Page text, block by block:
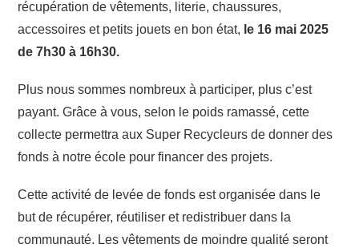
récupération de vêtements, literie, chaussures,
accessoires et petits jouets en bon état, le 16 mai 2025
de 7h30 à 16h30.
Plus nous sommes nombreux à participer, plus c’est
payant. Grâce à vous, selon le poids ramassé, cette
collecte permettra aux Super Recycleurs de donner des
fonds à notre école pour financer des projets.
Cette activité de levée de fonds est organisée dans le
but de récupérer, réutiliser et redistribuer dans la
communauté. Les vêtements de moindre qualité seront